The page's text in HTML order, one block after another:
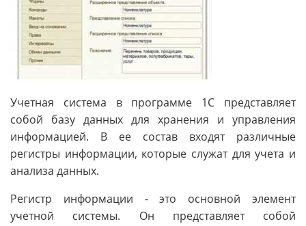
Учетная система в программе 1С представляет
собой базу данных для хранения и управления
информацией. В ее состав входят различные
регистры информации, которые служат для учета и
анализа данных.
Регистр информации - это основной элемент
учетной системы. Он представляет собой